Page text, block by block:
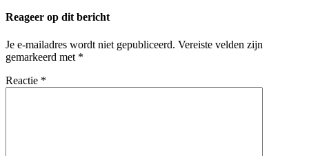
Reageer op dit bericht
Je e-mailadres wordt niet gepubliceerd. Vereiste velden zijn
gemarkeerd met *
Reactie *